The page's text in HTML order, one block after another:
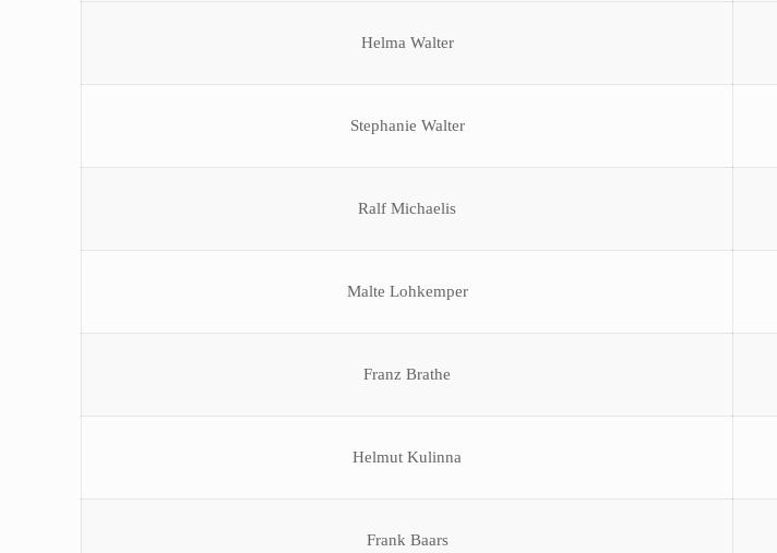
Helma Walter
Stephanie Walter
Ralf Michaelis
Malte Lohkemper
Franz Brathe
Helmut Kulinna
Frank Baars